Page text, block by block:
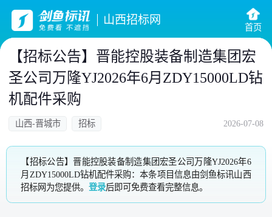
山西招标网
首页
【招标公告】晋能控股装备制造集团宏
圣公司万隆YJ2026年6月ZDY15000LD钻
机配件采购
山西-晋城市 招标 2026-07-08
【招标公告】晋能控股装备制造集团宏圣公司万隆YJ2026年6
月ZDY15000LD钻机配件采购：本条项目信息由剑鱼标讯山西
招标网为您提供。登录后即可免费查看完整信息。